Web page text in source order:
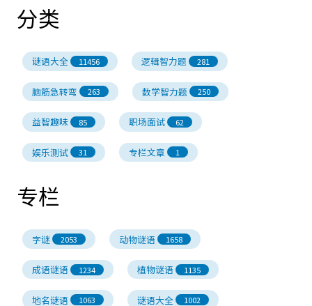
分类
谜语大全 11456 逻辑智力题 281
脑筋急转弯 263 数学智力题 250
益智趣味 85 职场面试 62
娱乐测试 31 专栏文章 1
专栏
字谜 2053 动物谜语 1658
成语谜语 1234 植物谜语 1135
地名谜语 1063 谜语大全 1002